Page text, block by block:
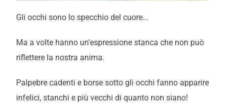
Gli occhi sono lo specchio del cuore...
Ma a volte hanno un'espressione stanca che non può
riflettere la nostra anima.
Palpebre cadenti e borse sotto gli occhi fanno apparire
infelici, stanchi e più vecchi di quanto non siano!